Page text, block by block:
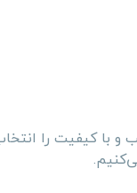
با کیفیت را